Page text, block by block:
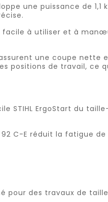
une puissance de 1,1
facile à utiliser et à
une coupe nette
positions de travail, ce
STIHL ErgoStart du
C-E réduit la fatigue
pour des travaux de